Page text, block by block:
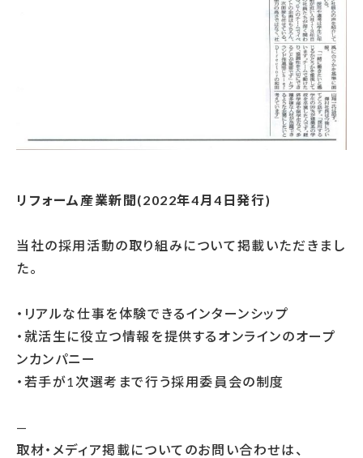
リフォーム産業新聞(2022年4月4日発行)
当社の採用活動の取り組みについて掲載いただきまし
た。
・リアルな仕事を体験できるインターンシップ
・就活生に役立つ情報を提供するオンラインのオープ
ンカンパニー
・若手が1次選考まで行う採用委員会の制度
—
取材・メディア掲載についてのお問い合わせは、